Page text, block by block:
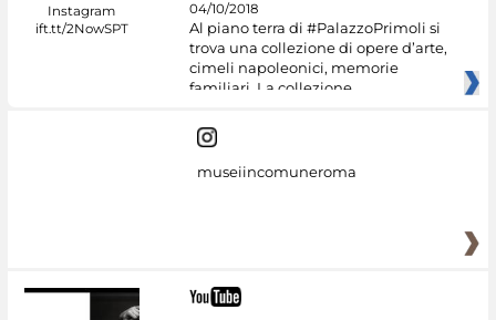
04/10/2018
Al piano terra di #PalazzoPrimoli si
trova una collezione di opere d’arte,
cimeli napoleonici, memorie
familiari. La collezione
museiincomuneroma